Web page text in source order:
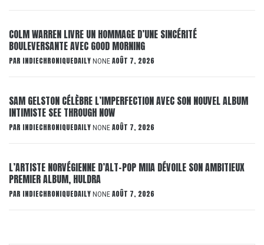
COLM WARREN LIVRE UN HOMMAGE D’UNE SINCÉRITÉ
BOULEVERSANTE AVEC GOOD MORNING
PAR INDIECHRONIQUEDAILY NONE AOÛT 7, 2026
SAM GELSTON CÉLÈBRE L’IMPERFECTION AVEC SON NOUVEL ALBUM
INTIMISTE SEE THROUGH NOW
PAR INDIECHRONIQUEDAILY NONE AOÛT 7, 2026
L’ARTISTE NORVÉGIENNE D’ALT-POP MIIA DÉVOILE SON AMBITIEUX
PREMIER ALBUM, HULDRA
PAR INDIECHRONIQUEDAILY NONE AOÛT 7, 2026